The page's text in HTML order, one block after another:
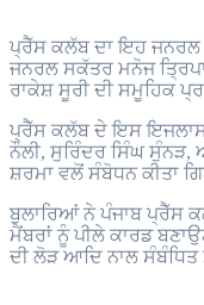
ਪ੍ਰੈੱਸ ਕਲੱਬ ਦਾ ਇਹ ਜਨਰਲ
ਜਨਰਲ ਸਕੱਤਰ ਮਨੋਜ
ਰਾਕੇਸ਼ ਸੂਰੀ ਦੀ ਸਮੂਹਿਕ
ਪ੍ਰੈੱਸ ਕਲੱਬ ਦੇ ਇਸ ਇਜਲਾਸ
ਨੌਲੀ, ਸੁਰਿੰਦਰ ਸਿੰਘ ਸੁੰਨੜ,
ਸ਼ਰਮਾ ਵਲੋਂ ਸੰਬੋਧਨ ਕੀਤਾ
ਬੁਲਾਰਿਆਂ ਨੇ ਪੰਜਾਬ ਪ੍ਰੈੱਸ
ਮੈਂਬਰਾਂ ਨੂੰ ਪੀਲੇ ਕਾਰਡ
ਦੀ ਲੋੜ ਆਦਿ ਨਾਲ